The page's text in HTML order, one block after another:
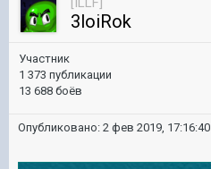
3loiRok
Участник
1 373 публикации
13 688 боёв
Опубликовано: 2 фев 2019, 17:16:40